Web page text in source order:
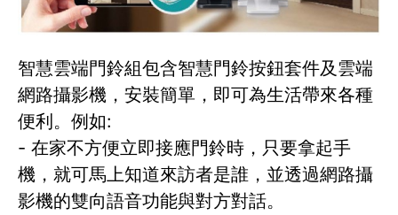
智慧雲端門鈴組包含智慧門鈴按鈕套件及雲端
網路攝影機，安裝簡單，即可為生活帶來各種
便利。例如:
- 在家不方便立即接應門鈴時，只要拿起手
機，就可馬上知道來訪者是誰，並透過網路攝
影機的雙向語音功能與對方對話。